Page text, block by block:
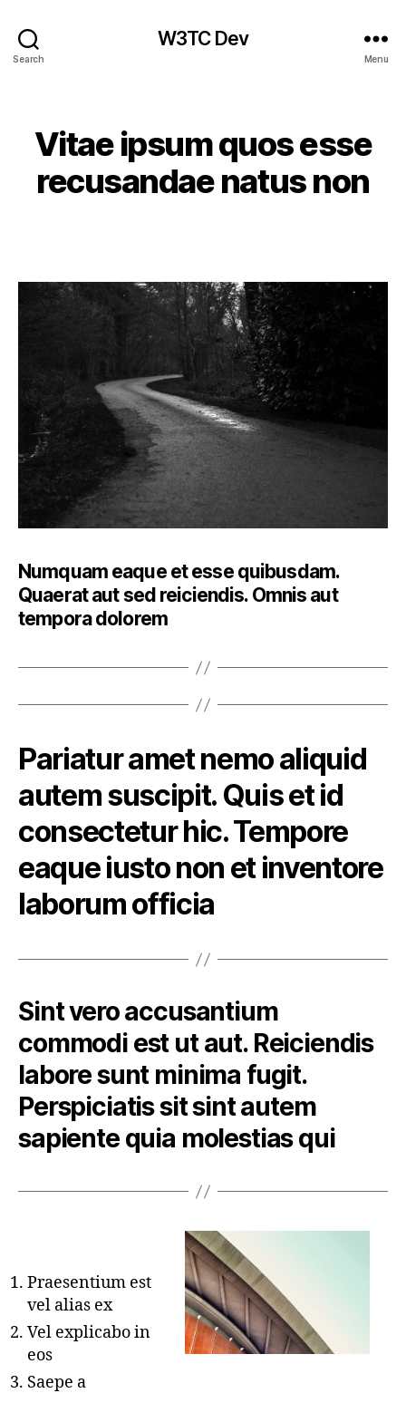
Search
W3TC Dev
Menu
Vitae ipsum quos esse
recusandae natus non
Numquam eaque et esse quibusdam.
Quaerat aut sed reiciendis. Omnis aut
tempora dolorem
Pariatur amet nemo aliquid
autem suscipit. Quis et id
consectetur hic. Tempore
eaque iusto non et inventore
laborum officia
Sint vero accusantium
commodi est ut aut. Reiciendis
labore sunt minima fugit.
Perspiciatis sit sint autem
sapiente quia molestias qui
Praesentium est
vel alias ex
Vel explicabo in
eos
Saepe a